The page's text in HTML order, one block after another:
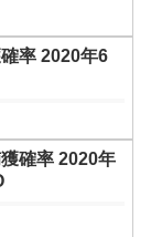
年6
2020年